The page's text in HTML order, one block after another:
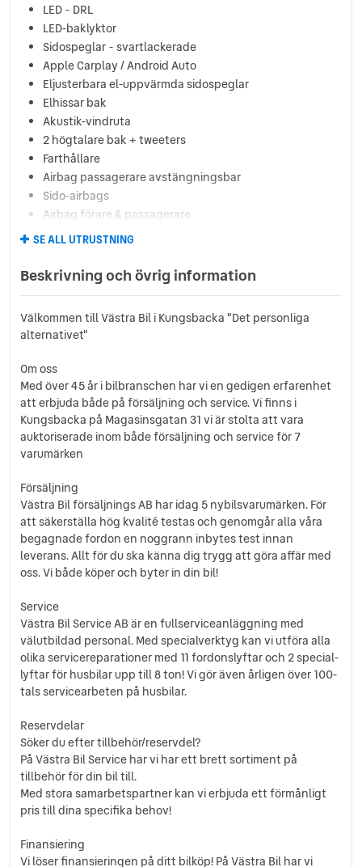
LED - DRL
LED-baklyktor
Sidospeglar - svartlackerade
Apple Carplay / Android Auto
Eljusterbara el-uppvärmda sidospeglar
Elhissar bak
Akustik-vindruta
2 högtalare bak + tweeters
Farthållare
Airbag passagerare avstängningsbar
Sido-airbags
Airbag förare & passagerare
ESP
Trötthetsvarnare
Filhållningsassistent
Parkeringssensorer bak
elektrisk P-broms
Smartphone-stativ
10.25" Digitalt Instrumentkluster
SB-C uttag fram fastcharge 3A
Dörrhandtag exteriört svart
Parkeringssensorer fram
Back-kamera
Automatisk A/C
Regnsensor
Isofix bak
Förvaringsficka ryggstöd
60/40 delbart baksäte
Mittarmsstöd
Rattvärme
Stolsvärme fram
2x USB C bak
Navigation
Trådlös laddning av smartphone
Förvaring instrumentbräda
Ratt - soft touch
Interiör "Style"
Mörktonade rutor
Takrails i silver
SE ALL UTRUSTNING
Beskrivning och övrig information
Välkommen till Västra Bil i Kungsbacka "Det personliga
alternativet"
Om oss
Med över 45 år i bilbranschen har vi en gedigen erfarenhet
att erbjuda både på försäljning och service. Vi finns i
Kungsbacka på Magasinsgatan 31 vi är stolta att vara
auktoriserade inom både försäljning och service för 7
varumärken
Försäljning
Västra Bil försäljnings AB har idag 5 nybilsvarumärken. För
att säkerställa hög kvalité testas och genomgår alla våra
begagnade fordon en noggrann inbytes test innan
leverans. Allt för du ska känna dig trygg att göra affär med
oss. Vi både köper och byter in din bil!
Service
Västra Bil Service AB är en fullserviceanläggning med
välutbildad personal. Med specialverktyg kan vi utföra alla
olika servicereparationer med 11 fordonslyftar och 2 special-
lyftar för husbilar upp till 8 ton! Vi gör även årligen över 100-
tals servicearbeten på husbilar.
Reservdelar
Söker du efter tillbehör/reservdel?
På Västra Bil Service har vi har ett brett sortiment på
tillbehör för din bil till.
Med stora samarbetspartner kan vi erbjuda ett förmånligt
pris till dina specifika behov!
Finansiering
Vi löser finansieringen på ditt bilköp! På Västra Bil har vi